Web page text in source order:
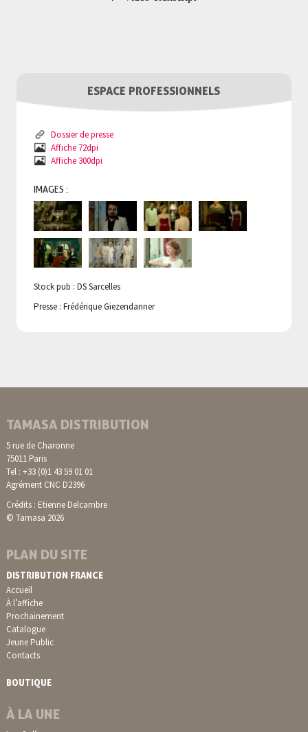
ESPACE PROFESSIONNELS
Dossier de presse
Affiche 72dpi
Affiche 300dpi
IMAGES :
Stock pub : DS Sarcelles
Presse : Frédérique Giezendanner
TAMASA DISTRIBUTION
5 rue de Charonne
75011 Paris
Tel : +33 (0)1 43 59 01 01
Agrément CNC D2396
Crédits : Etienne Delcambre
© Tamasa 2026
PLAN DU SITE
DISTRIBUTION FRANCE
Accueil
À l’affiche
Prochainement
Catalogue
Jeune Public
Contacts
BOUTIQUE
À LA UNE